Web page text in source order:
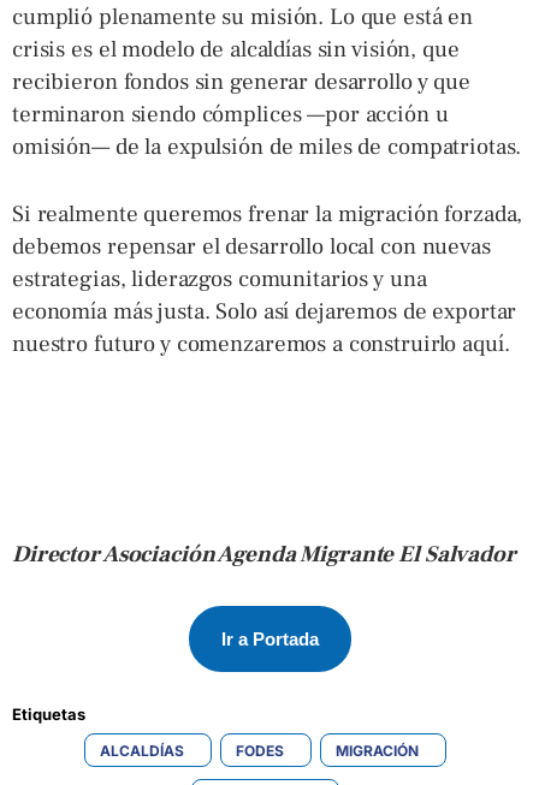
cumplió plenamente su misión. Lo que está en
crisis es el modelo de alcaldías sin visión, que
recibieron fondos sin generar desarrollo y que
terminaron siendo cómplices —por acción u
omisión— de la expulsión de miles de compatriotas.
Si realmente queremos frenar la migración forzada,
debemos repensar el desarrollo local con nuevas
estrategias, liderazgos comunitarios y una
economía más justa. Solo así dejaremos de exportar
nuestro futuro y comenzaremos a construirlo aquí.
Director Asociación Agenda Migrante El Salvador
Ir a Portada
Etiquetas
ALCALDÍAS FODES MIGRACIÓN